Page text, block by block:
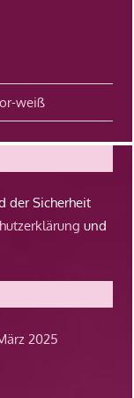
weiß
der Sicherheit
und
2025